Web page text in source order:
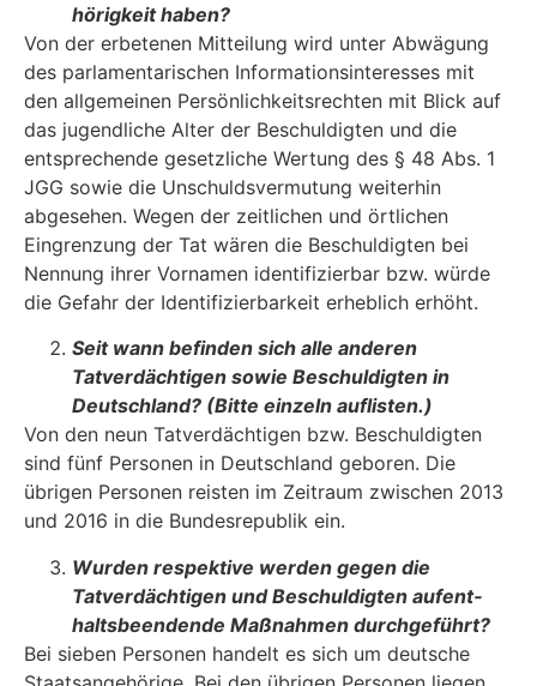
hörigkeit haben?
Von der erbetenen Mitteilung wird unter Abwägung
des parlamentarischen Informationsinte­resses mit
den allgemeinen Persönlichkeitsrechten mit Blick auf
das jugendliche Alter der Be­schuldigten und die
entsprechende gesetzliche Wertung des § 48 Abs. 1
JGG sowie die Un­schuldsvermutung weiterhin
abgesehen. Wegen der zeitlichen und örtlichen
Eingrenzung der Tat wären die Beschuldigten bei
Nennung ihrer Vornamen identifizierbar bzw. würde
die Ge­fahr der Identifizierbarkeit erheblich erhöht.
Seit wann befinden sich alle anderen
Tatverdächtigen sowie Beschuldigten in
Deutschland? (Bitte einzeln auflisten.)
Von den neun Tatverdächtigen bzw. Beschuldigten
sind fünf Personen in Deutschland gebo­ren. Die
übrigen Personen reisten im Zeitraum zwischen 2013
und 2016 in die Bundesrepublik ein.
Wurden respektive werden gegen die
Tatverdächtigen und Beschuldigten aufent­
haltsbeendende Maßnahmen durchgeführt?
Bei sieben Personen handelt es sich um deutsche